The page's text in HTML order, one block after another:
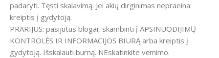
padaryti. Tęsti skalavimą. Jei akių dirginimas nepraeina:
kreiptis į gydytoją.
PRARIJUS: pasijutus blogai, skambinti į APSINUODIJIMŲ
KONTROLĖS IR INFORMACIJOS BIURĄ arba kreiptis į
gydytoją. Išskalauti burną. NEskatinkite vėmimo.